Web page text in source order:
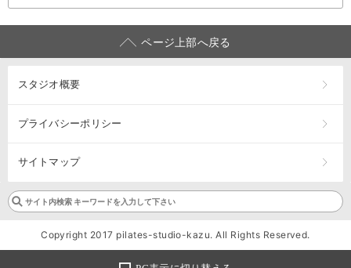
ページ上部へ戻る
スタジオ概要
プライバシーポリシー
サイトマップ
Copyright 2017 pilates-studio-kazu. All Rights Reserved.